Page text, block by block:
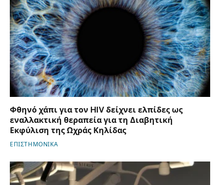
Φθηνό χάπι για τον HIV δείχνει ελπίδες ως
εναλλακτική θεραπεία για τη Διαβητική
Εκφύλιση της Ωχράς Κηλίδας
ΕΠΙΣΤΗΜΟΝΙΚΑ